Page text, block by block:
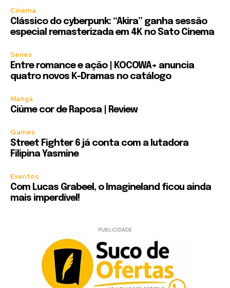
Cinema
Clássico do cyberpunk: “Akira” ganha sessão
especial remasterizada em 4K no Sato Cinema
Séries
Entre romance e ação | KOCOWA+ anuncia
quatro novos K-Dramas no catálogo
Mangá
Ciúme cor de Raposa | Review
Games
Street Fighter 6 já conta com a lutadora
Filipina Yasmine
Eventos
Com Lucas Grabeel, o Imagineland ficou ainda
mais imperdível!
PUBLICIDADE